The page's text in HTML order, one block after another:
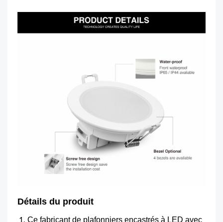
Détails du produit
Ce fabricant de plafonniers encastrés à LED avec